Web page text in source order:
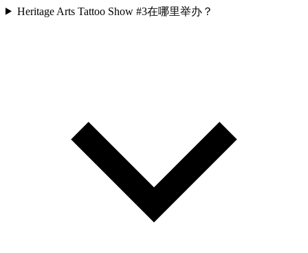
Heritage Arts Tattoo Show #3在哪里举办？